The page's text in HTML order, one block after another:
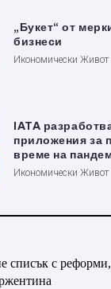
„Букет“ от
бизнеси
Икономически Живот
IATA
приложения за
време на
Икономически Живот
списък с